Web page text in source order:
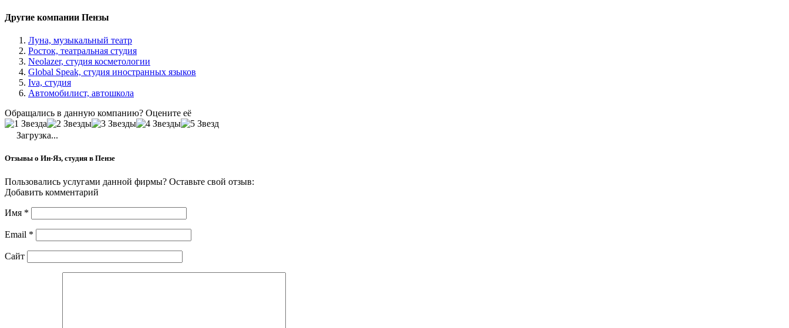
Другие компании Пензы
Луна, музыкальный театр
Росток, театральная студия
Neolazer, студия косметологии
Global Speak, студия иностранных языков
Iva, студия
Автомобилист, автошкола
Обращались в данную компанию? Оцените её
Загрузка...
Отзывы о Ин-Яз, студия в Пензе
Пользовались услугами данной фирмы? Оставьте свой отзыв:
Добавить комментарий
Имя *
Email *
Сайт